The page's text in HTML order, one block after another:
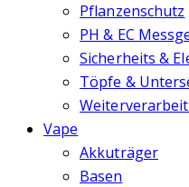
Pflanzenschutz
PH & EC
Sicherheits &
Töpfe &
Vape
Akkuträger
Basen